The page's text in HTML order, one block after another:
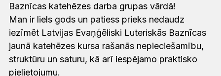
Baznīcas katehēzes darba grupas vārdā!
Man ir liels gods un patiess prieks nedaudz
iezīmēt Latvijas Evaņģēliski Luteriskās Baznīcas
jaunā katehēzes kursa rašanās nepieciešamību,
struktūru un saturu, kā arī iespējamo praktisko
pielietojumu.